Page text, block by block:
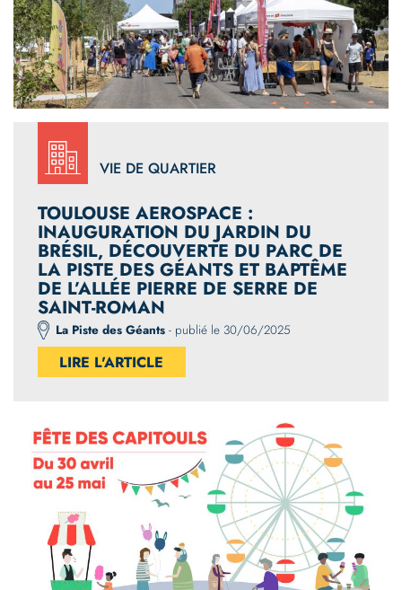
VIE DE QUARTIER
TOULOUSE AEROSPACE :
INAUGURATION DU JARDIN DU
BRÉSIL, DÉCOUVERTE DU PARC DE
LA PISTE DES GÉANTS ET BAPTÊME
DE L’ALLÉE PIERRE DE SERRE DE
SAINT-ROMAN
La Piste des Géants - publié le 30/06/2025
LIRE L'ARTICLE